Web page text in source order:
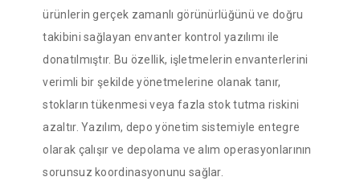
ürünlerin gerçek zamanlı görünürlüğünü ve doğru
takibini sağlayan envanter kontrol yazılımı ile
donatılmıştır. Bu özellik, işletmelerin envanterlerini
verimli bir şekilde yönetmelerine olanak tanır,
stokların tükenmesi veya fazla stok tutma riskini
azaltır. Yazılım, depo yönetim sistemiyle entegre
olarak çalışır ve depolama ve alım operasyonlarının
sorunsuz koordinasyonunu sağlar.